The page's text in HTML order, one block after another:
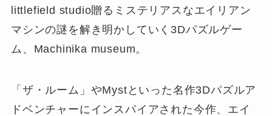
littlefield studio贈るミステリアスなエイリアン
マシンの謎を解き明かしていく3Dパズルゲー
ム、Machinika museum。
「ザ・ルーム」やMystといった名作3Dパズルア
ドベンチャーにインスパイアされた今作、エイ